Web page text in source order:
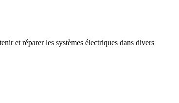
et réparer les systèmes électriques dans divers